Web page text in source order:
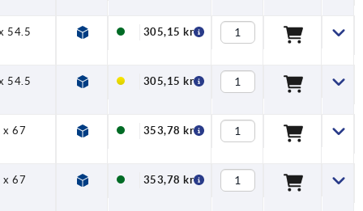
54.5 305,15 kr
54.5 305,15 kr
x 67 353,78 kr
x 67 353,78 kr